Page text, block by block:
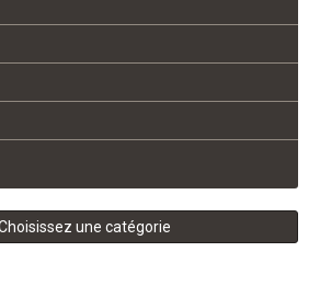
une catégorie